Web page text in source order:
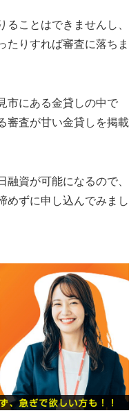
ることはできませんし、
たりすれば審査に落ちま
市にある金貸しの中で
審査が甘い金貸しを掲載
資が可能になるので、
めずに申し込んでみまし